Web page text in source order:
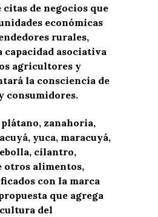
de negocios que
económicas
rurales,
capacidad asociativa
agricultores y
la consciencia de
consumidores.
plátano, zanahoria,
yuca, maracuyá,
cilantro,
otros alimentos,
con la marca
que agrega
del